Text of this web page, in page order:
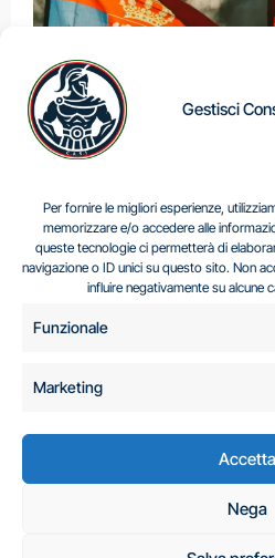
Gestisci
Per fornire le migliori esperienze,
memorizzare e/o accedere alle
queste tecnologie ci permetterà di
navigazione o ID unici su questo sito. Non
influire negativamente su alcune
Funzionale
Marketing
Accetta
Nega
Centro Analisi e Studi
C.A.S.I.
Analisi e